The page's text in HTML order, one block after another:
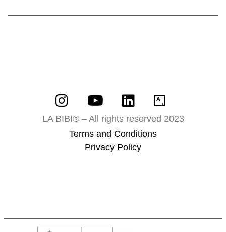
LA BIBI® – All rights reserved 2023
Terms and Conditions
Privacy Policy